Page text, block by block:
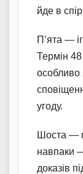
йде в
П’ята —
Термін 48
особливо
угоду.
Шоста —
навпаки
доказів